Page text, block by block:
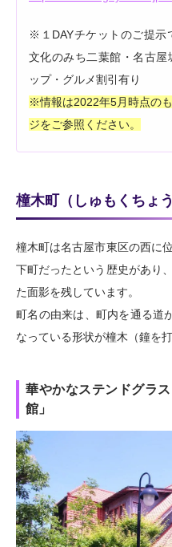
※１DAYチケットのご提示
文化のみち二葉館・名古屋
ップ・グルメ割引有り
※情報は2022年5月時点の
ジをご参照ください。
橦木町（しゅもくちょ
橦木町は名古屋市東区の西に
下町だったという歴史があり
た面影を残しています。
町名の由来は、町内を通る道
なっている形状が橦木（鐘を
華やかなステンドグラ
館」